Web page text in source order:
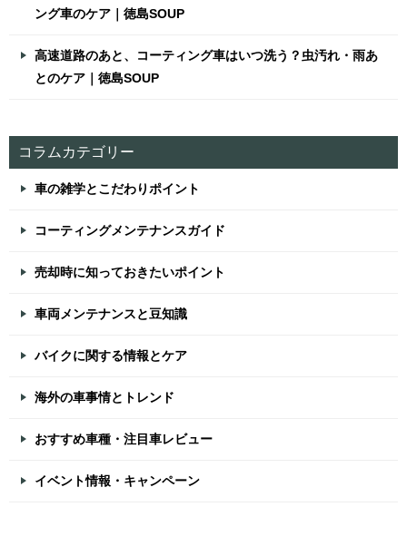
ング車のケア｜徳島SOUP
高速道路のあと、コーティング車はいつ洗う？虫汚れ・雨あ
とのケア｜徳島SOUP
コラムカテゴリー
車の雑学とこだわりポイント
コーティングメンテナンスガイド
売却時に知っておきたいポイント
車両メンテナンスと豆知識
バイクに関する情報とケア
海外の車事情とトレンド
おすすめ車種・注目車レビュー
イベント情報・キャンペーン